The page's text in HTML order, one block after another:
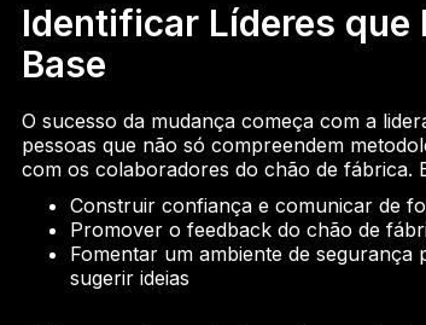
Identificar Líderes que
Base
O sucesso da mudança começa com a
pessoas que não só compreendem
com os colaboradores do chão de fábrica.
Construir confiança e comunicar de
Promover o feedback do chão de
Fomentar um ambiente de
sugerir ideias